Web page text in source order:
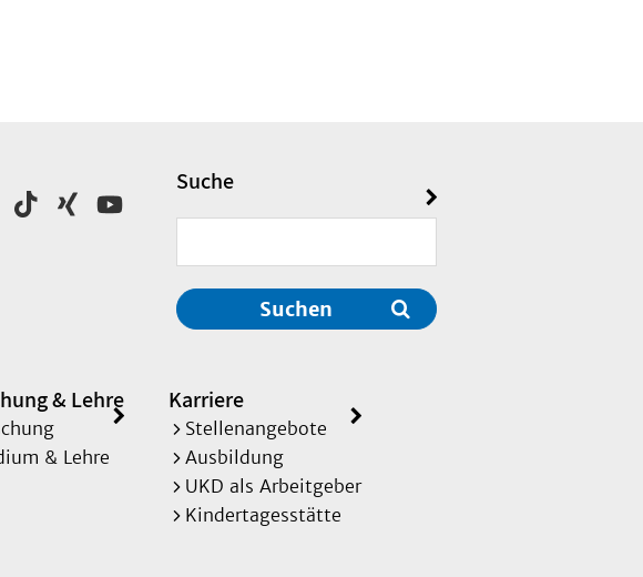
Suche
Suchen
& Lehre
& Lehre
Karriere
Stellenangebote
Ausbildung
UKD als Arbeitgeber
Kindertagesstätte